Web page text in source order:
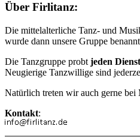
Über Firlitanz:
Die mittelalterliche Tanz- und
wurde dann unsere Gruppe
Die Tanzgruppe probt jeden
Neugierige Tanzwillige sind
Natürlich treten wir auch gerne bei
Kontakt: